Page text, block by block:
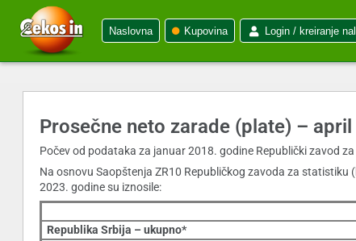
Naslovna Kupovina Login / kreiranje
Prosečne neto zarade (plate) –
Počev od podataka za januar 2018. godine Republički zavod
Na osnovu Saopštenja ZR10 Republičkog zavoda za
2023. godine su iznosile:
Republika Srbija – ukupno*